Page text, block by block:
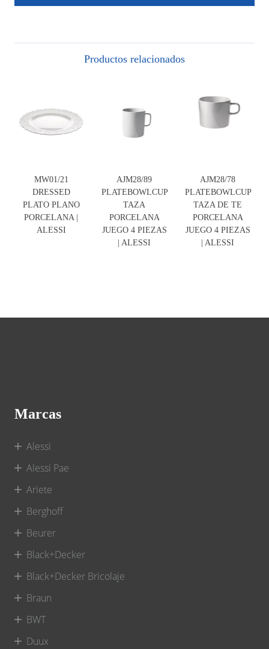
Productos relacionados
MW01/21
DRESSED
PLATO PLANO
PORCELANA |
ALESSI
AJM28/89
PLATEBOWLCUP
TAZA
PORCELANA
JUEGO 4 PIEZAS
| ALESSI
AJM28/78
PLATEBOWLCUP
TAZA DE TE
PORCELANA
JUEGO 4 PIEZAS
| ALESSI
Marcas
Alessi
Alessi Pae
Ariete
Berghoff
Beurer
Black+Decker
Black+Decker Bricolaje
Braun
BWT
Duux